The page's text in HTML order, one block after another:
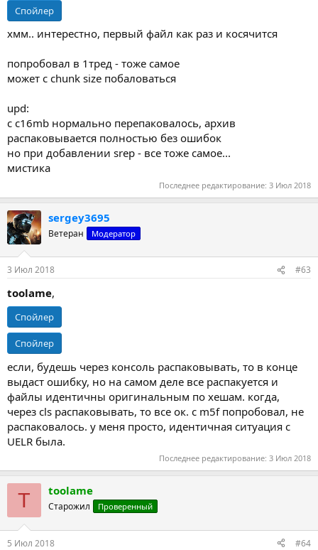
Спойлер
хмм.. интерестно, первый файл как раз и косячится
попробовал в 1тред - тоже самое
может с chunk size побаловаться
upd:
с c16mb нормально перепаковалось, архив
распаковывается полностью без ошибок
но при добавлении srep - все тоже самое...
мистика
Последнее редактирование: 3 Июл 2018
sergey3695
Ветеран Модератор
3 Июл 2018 #63
toolame,
Спойлер
Спойлер
если, будешь через консоль распаковывать, то в конце
выдаст ошибку, но на самом деле все распакуется и
файлы идентичны оригинальным по хешам. когда,
через cls распаковывать, то все ок. с m5f попробовал, не
распаковалось. у меня просто, идентичная ситуация с
UELR была.
Последнее редактирование: 3 Июл 2018
T toolame
Старожил Проверенный
5 Июл 2018 #64